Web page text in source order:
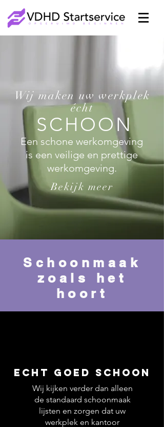
Wij maken uw werkplek
écht
SCHOON
Een schone werkomgeving
is een veilige en prettige
werkomgeving.
Bekijk meer
Schoonmaak
zoals het
hoort
Echt goed schoon
Wij kijken verder dan alleen
de standaard schoonmaak
lijsten en zorgen dat uw
werkplek en kantoor